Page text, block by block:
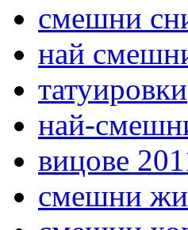
смешни
най
татуировки
най-
вицове
смешни